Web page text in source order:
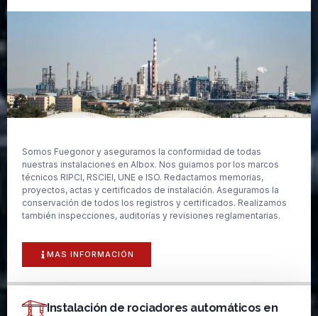
Somos Fuegonor y aseguramos la conformidad de todas
nuestras instalaciones en Albox. Nos guiamos por los marcos
técnicos RIPCI, RSCIEI, UNE e ISO. Redactamos memorias,
proyectos, actas y certificados de instalación. Aseguramos la
conservación de todos los registros y certificados. Realizamos
también inspecciones, auditorías y revisiones reglamentarias.
MAS INFORMACIÓN
Instalación de rociadores automáticos en